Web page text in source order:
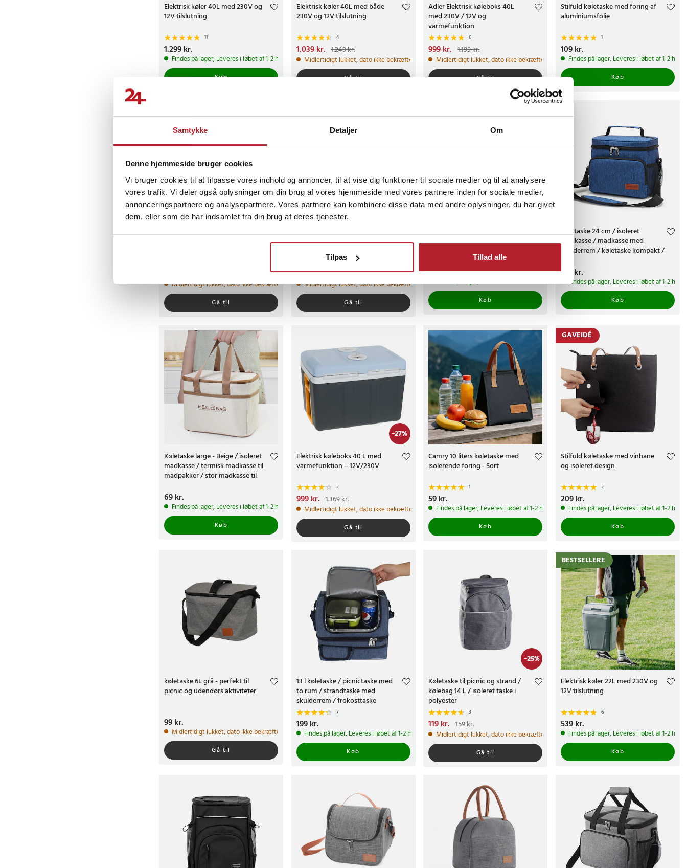
Samtykke Detaljer Om
Denne hjemmeside bruger cookies
Vi bruger cookies til at tilpasse vores indhold og annoncer, til at vise dig funktioner til sociale medier og til at analysere
vores trafik. Vi deler også oplysninger om din brug af vores hjemmeside med vores partnere inden for sociale medier,
annonceringspartnere og analysepartnere. Vores partnere kan kombinere disse data med andre oplysninger, du har givet
dem, eller som de har indsamlet fra din brug af deres tjenester.
Tilpas Tillad alle
Elektrisk køler 40L med 230V og
12V tilslutning
11
Pris:1.299 kr.
1.299 kr.
Findes på lager, Leveres i løbet af 1-2 hverdage
Køb
Elektrisk køler 40L med både
230V og 12V tilslutning
4
Nuværende pris:1.039 kr.
pris:1.249 kr.
1.039 kr. 1.249 kr.
Midlertidigt lukket, dato ikke bekræftet
Gå til
Adler Elektrisk køleboks 40L
med 230V / 12V og
varmefunktion
6
Nuværende pris:
pris:1.199 kr.
999 kr. 1.199 kr.
Midlertidigt lukket, dato ikke bekræftet
Gå til
Stilfuld køletaske med foring af
aluminiumsfolie
1
Pris:109 kr.
109 kr.
Findes på lager, Leveres i løbet af 1-2
Køb
-23%
Camry CR 8065 Elektrisk
Midlertidigt lukket, dato ikke bekræftet
Gå til
-15%
AD 8078 Transportabel
køletaske
17
Nuværende pris:699 kr.Tidligere
699 kr. 819 kr.
Midlertidigt lukket, dato ikke bekræftet
Gå til
Kølerygsæk isoleret 28 cm /
køletaske rygsæk / frokost
/ mad rygsæk - Svart
Pris:299 kr.
299 kr.
Findes på lager, Leveres i løbet af 1-2 hverdage
Køb
Køletaske 24 cm / isoleret
madkasse / madkasse med
skulderrem / køletaske kompakt /
Pris
:179 kr.
179 kr.
Findes på lager, Leveres i løbet af 1-2
Køb
Køletaske large - Beige / isoleret
madkasse / termisk madkasse til
madpakker / stor madkasse til
Pris:69 kr.
69 kr.
Findes på lager, Leveres i løbet af 1-2 hverdage
Køb
-27%
Elektrisk køleboks 40 L med
varmefunktion – 12V/230V
2
Nuværende pris:
pris:1.369 kr.
999 kr. 1.369 kr.
Midlertidigt lukket, dato ikke bekræftet
Gå til
Camry 10 liters køletaske med
isolerende foring - Sort
1
Pris:59 kr.
59 kr.
Findes på lager, Leveres i løbet af 1-2 hverdage
Køb
GAVEIDÉ
Stilfuld køletaske med vinhane
og isoleret design
2
Pris: 209 kr.
209 kr.
Findes på lager, Leveres i løbet af 1-2
Køb
køletaske 6L grå - perfekt til
picnic og udendørs aktiviteter
Pris:99 kr.
99 kr.
Midlertidigt lukket, dato ikke bekræftet
Gå til
13 l køletaske / picnictaske med
to rum / strandtaske med
skulderrem / frokosttaske
7
Pris :199 kr.
199 kr.
Findes på lager, Leveres i løbet af 1-2 hverdage
Køb
-25%
Køletaske til picnic og strand /
kølebag 14 L / isoleret taske i
polyester
3
Nuværende pris
159 kr.
119 kr. 159 kr.
Midlertidigt lukket, dato ikke bekræftet
Gå til
BESTSELLERE
Elektrisk køler 22L med 230V og
12V tilslutning
6
Pris:539 kr.
539 kr.
Findes på lager, Leveres i løbet af 1-2
Køb